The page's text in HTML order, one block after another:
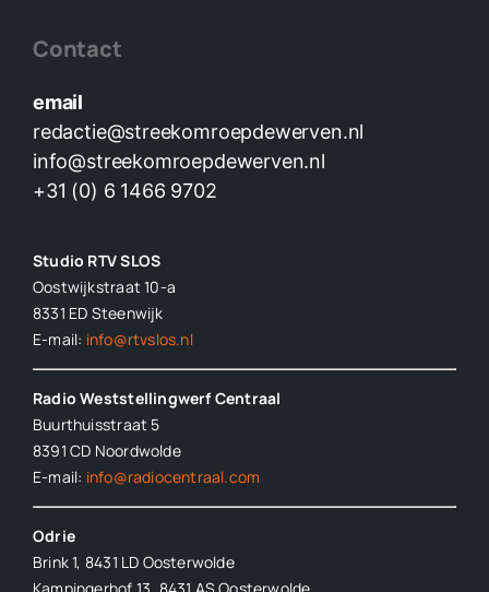
Contact
email
redactie@streekomroepdewerven.nl
info@streekomroepdewerven.nl
+31 (0) 6 1466 9702
Studio RTV SLOS
Oostwijkstraat 10-a
8331 ED Steenwijk
E-mail: info@rtvslos.nl
Radio Weststellingwerf Centraal
Buurthuisstraat 5
8391 CD Noordwolde
E-mail: info@radiocentraal.com
Odrie
Brink 1, 8431 LD Oosterwolde